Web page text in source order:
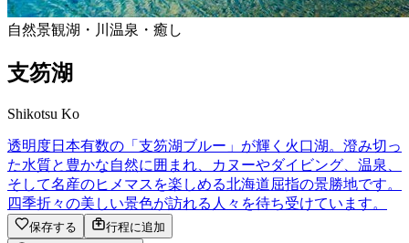
自然景観湖・川 温泉・癒し
支笏湖
Shikotsu Ko
透明度日本有数の「支笏湖ブルー」が輝く火口湖。澄み切っ
た水質と豊かな自然に囲まれ、カヌーやダイビング、温泉、
そして名産のヒメマスを楽しめる北海道屈指の景勝地です。
四季折々の美しい景色が訪れる人々を待ち受けています。
保存する
行程に追加